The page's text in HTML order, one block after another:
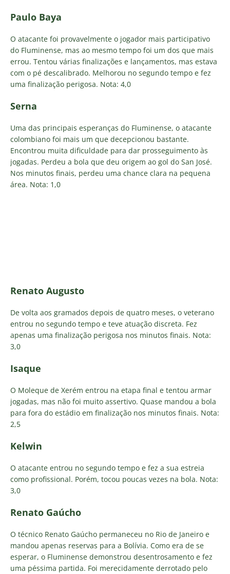
Paulo Baya
O atacante foi provavelmente o jogador mais participativo
do Fluminense, mas ao mesmo tempo foi um dos que mais
errou. Tentou várias finalizações e lançamentos, mas estava
com o pé descalibrado. Melhorou no segundo tempo e fez
uma finalização perigosa. Nota: 4,0
Serna
Uma das principais esperanças do Fluminense, o atacante
colombiano foi mais um que decepcionou bastante.
Encontrou muita dificuldade para dar prosseguimento às
jogadas. Perdeu a bola que deu origem ao gol do San José.
Nos minutos finais, perdeu uma chance clara na pequena
área. Nota: 1,0
Renato Augusto
De volta aos gramados depois de quatro meses, o veterano
entrou no segundo tempo e teve atuação discreta. Fez
apenas uma finalização perigosa nos minutos finais. Nota:
3,0
Isaque
O Moleque de Xerém entrou na etapa final e tentou armar
jogadas, mas não foi muito assertivo. Quase mandou a bola
para fora do estádio em finalização nos minutos finais. Nota:
2,5
Kelwin
O atacante entrou no segundo tempo e fez a sua estreia
como profissional. Porém, tocou poucas vezes na bola. Nota:
3,0
Renato Gaúcho
O técnico Renato Gaúcho permaneceu no Rio de Janeiro e
mandou apenas reservas para a Bolívia. Como era de se
esperar, o Fluminense demonstrou desentrosamento e fez
uma péssima partida. Foi merecidamente derrotado pelo